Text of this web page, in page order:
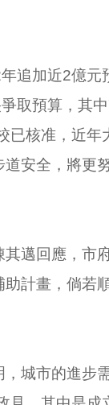
追加近2億元
取預算，其
已核准，近年
安全，將更
邁回應，市
計畫，倘若
城市的進步